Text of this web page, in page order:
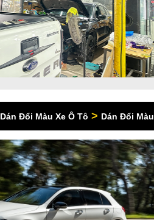
Dán Đổi Màu Xe Ô Tô > Dán Đổi